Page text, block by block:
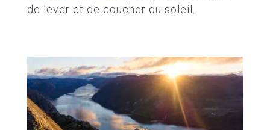
de lever et de coucher du soleil.